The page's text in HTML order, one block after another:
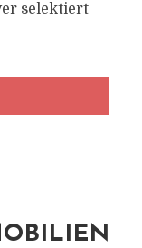
selektiert